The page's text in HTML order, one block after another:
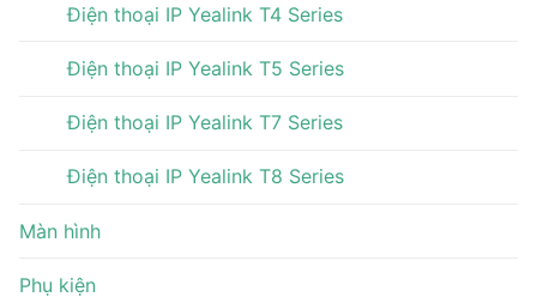
Điện thoại IP Yealink T4 Series
Điện thoại IP Yealink T5 Series
Điện thoại IP Yealink T7 Series
Điện thoại IP Yealink T8 Series
Màn hình
Phụ kiện